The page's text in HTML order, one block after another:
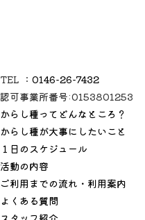
TEL ： 0146-26-7432
認可事業所番号:0153801253
からし種ってどんなところ？
からし種が大事にしたいこと
１日のスケジュール
活動の内容
ご利用までの流れ・利用案内
よくある質問